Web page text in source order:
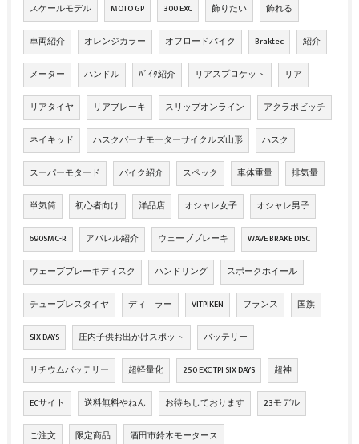
スケールモデル MOTO GP 300 EXC 飾りたい 飾れる
車両紹介 オレンジカラー オフロードバイク Braktec 紹介
メーター ハンドル ﾊﾞｲｸ紹介 リアスプロケット リア
リアタイヤ リアブレーキ スリップオンライン アクラポビッチ
ネイキッド ハスクバーナモーターサイクルズ山形 ハスク
スーパーモタード バイク紹介 スペック 車体重量 排気量
単気筒 初心者向け 洋品店 オシャレ女子 オシャレ男子
690SMC-R アパレル紹介 ウェーブブレーキ WAVE BRAKE DISC
ウェーブブレーキディスク ハンドリング スポークホイール
チューブレスタイヤ ディ―ラー VITPIKEN フランス 国旗
SIX DAYS 庄内子供お出かけスポット バッテリー
リチウムバッテリー 超軽量化 250 EXC TPI SIX DAYS 超神
ECサイト 送料無料やねん お待ちしております 23モデル
ご注文 限定商品 酒田市鈴木モータース